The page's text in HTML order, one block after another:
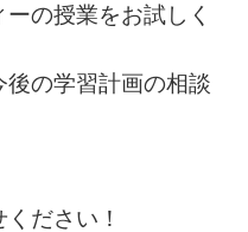
の授業をお試しく
の学習計画の相談
ください！